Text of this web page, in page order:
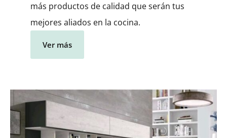
más productos de calidad que serán tus
mejores aliados en la cocina.
Ver más